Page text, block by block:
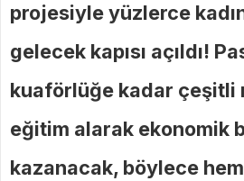
projesiyle yüzlerce
gelecek kapısı açıldı!
kuaförlüğe kadar çeşitli
eğitim alarak ekonomik
kazanacak, böylece